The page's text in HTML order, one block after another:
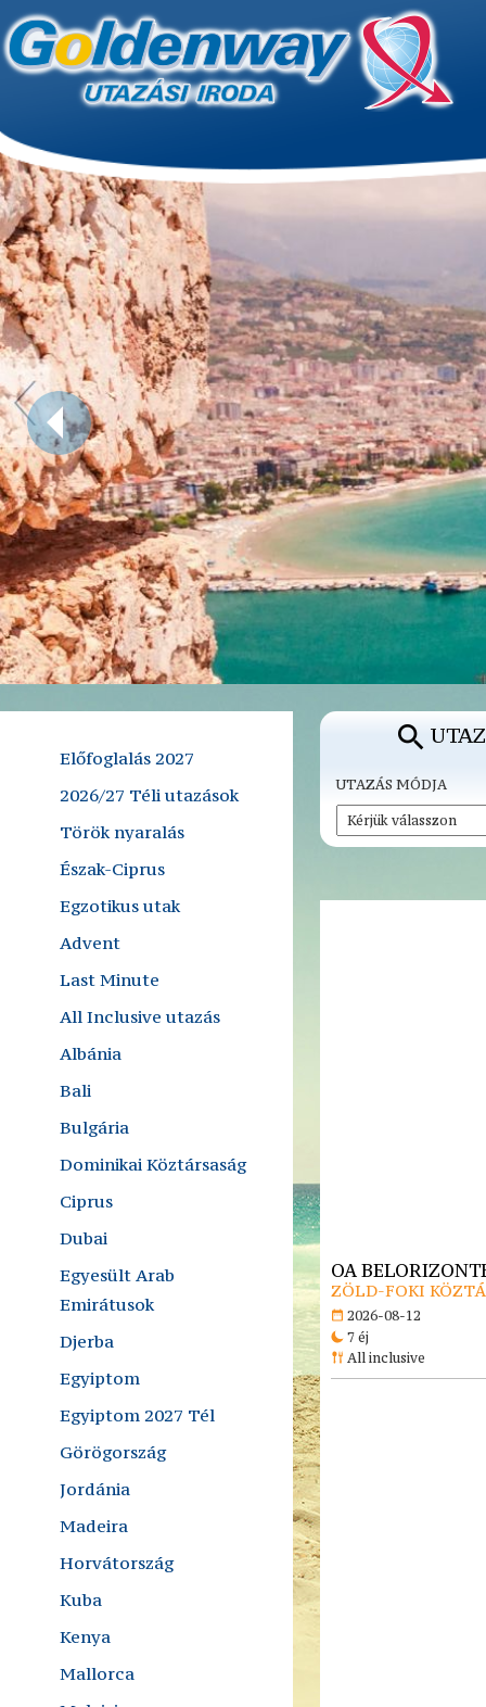
Előfoglalás 2027
2026/27 Téli utazások
Török nyaralás
Észak-Ciprus
Egzotikus utak
Advent
Last Minute
All Inclusive utazás
Albánia
Bali
Bulgária
Dominikai Köztársaság
Ciprus
Dubai
Egyesült Arab
Emirátusok
Djerba
Egyiptom
Egyiptom 2027 Tél
Görögország
Jordánia
Madeira
Horvátország
Kuba
Kenya
Mallorca
UTAZÁS MÓDJA
OA
ZÖLD-FOKI
2026-08-12
7 éj
All inclusive